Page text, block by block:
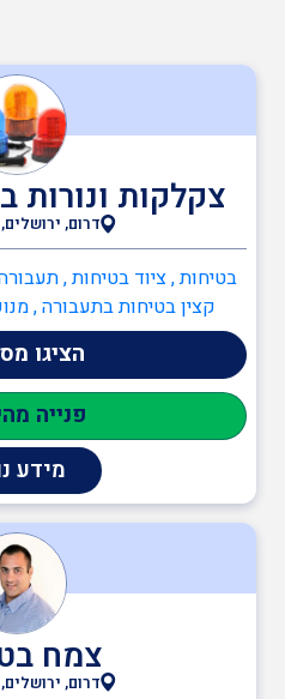
בריאות
בודקים
ביטחון
כיבוי אש
הגנת הסביבה
שמאות ובדק
צקלקות ונורות
דרום,
בטיחות , ציוד בטיחות ,
קצין בטיחות בתעבורה ,
הציגו
פנייה
מידע
צמח
דרום,